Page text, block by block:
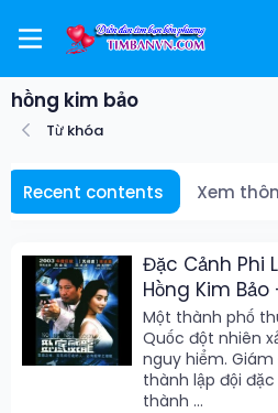
hồng kim bảo
Từ khóa
Recent contents Xem
Đặc Cảnh Phi
Hồng Kim
Một thành phố
Quốc đột nhiên
nguy hiểm.
thành lập đội
thành ...